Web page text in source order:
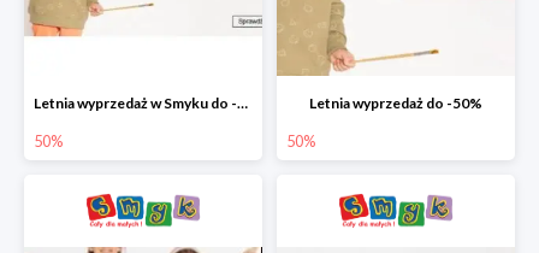
Letnia wyprzedaż w Smyku do -50%
50%
Letnia wyprzedaż do -50%
50%